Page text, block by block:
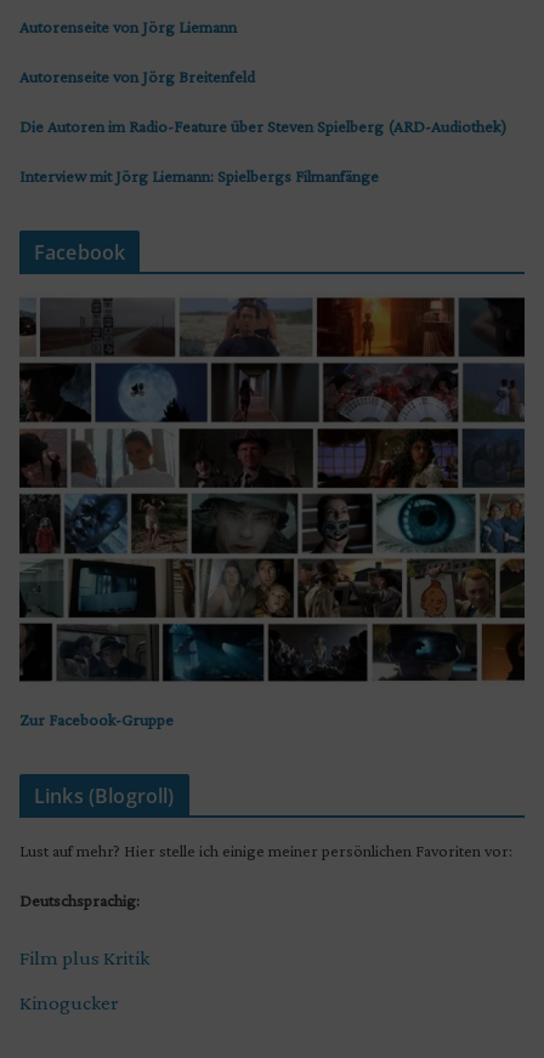
Autorenseite von Jörg Liemann
Autorenseite von Jörg Breitenfeld
Die Autoren im Radio-Feature über Steven Spielberg (ARD-Audiothek)
Interview mit Jörg Liemann: Spielbergs Filmanfänge
Facebook
Zur Facebook-Gruppe
Links (Blogroll)
Lust auf mehr? Hier stelle ich einige meiner persönlichen Favoriten vor:
Deutschsprachig:
Film plus Kritik
Kinogucker